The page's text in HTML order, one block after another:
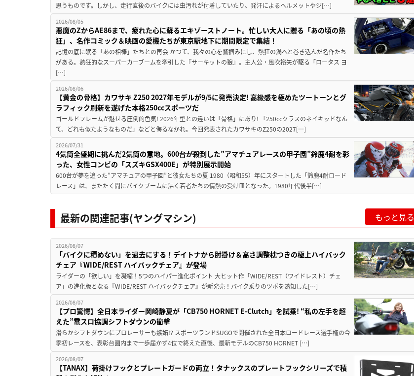
思うものです。しかし、走行直後のバイクには虫汚れが付着していたり、発汗によるヘルメットやジ[…]
2026/08/05
悪魔のZからAE86まで、疲れた心に蘇るエキゾーストノート。忙しい大人に贈る「あの頃の熱
狂」、名作コミック＆映画の愛機たちが東京駅地下に期間限定で集結！
記憶の底に眠る「あの相棒」たちとの再会 かつて、我々の心を鷲掴みにし、熱狂の渦へと巻き込んだ名作たち
がある。熱狂的なスーパーカーブームを牽引した『サーキットの狼』。主人公・風吹裕矢が駆る「ロータス ヨ
[…]
2026/08/06
【黄金の骨格】カワサキ Z250 2027年モデルが9/5に発売決定! 高級感を極めたツートーンとグ
ラフィック刷新を遂げた本格250ccスポーツだ
ゴールドフレームが魅せる圧倒的色気! 2026年型との違いは「骨格」にあり! 「250ccクラスのネイキッドなん
て、どれも似たようなものだ」などと侮るなかれ。今回発表されたカワサキのZ250の2027[…]
2026/07/31
4気筒全盛期に挑んだ2気筒の意地。600台が殺到した”アマチュアレースの甲子園”鈴鹿4耐を彩
った、女性コンビの「スズキGSX400E」が特別展示開始
600台が夢を追った”アマチュアの甲子園”と彼女たちの夏 1980（昭和55）年にスタートした「鈴鹿4耐ロード
レース」は、またたく間にバイクブームに沸く若者たちの情熱の受け皿となった。1980年代後半[…]
最新の関連記事(ヤングマシン) もっと見る
2026/08/07
「バイクに積めない」を過去にする！デイトナから肘掛け＆高さ調整枕つきの極上ハイバック
チェア『WIDE/REST ハイバックチェア』が登場
ライダーの「欲しい」を凝縮！5つのハイパー進化ポイント 大ヒット作「WIDE/REST（ワイドレスト）チェ
ア」の進化版となる『WIDE/REST ハイバックチェア』が新発売！バイク乗りのツボを熟知した[…]
2026/08/07
【プロ驚愕】全日本ライダー岡崎静夏が「CB750 HORNET E-Clutch」を試乗! “私の左手を超
えた”電スロ協調シフトダウンの衝撃
滑らかシフトダウンにプロレーサーも嫉妬!? スポーツランドSUGOで開催された全日本ロードレース選手権の今
季初レースを、表彰台圏内まで一歩届かず4位で終えた直後、最新モデルのCB750 HORNET […]
2026/08/07
【TANAX】荷掛けフックとプレートガードの両立！タナックスのプレートフックシリーズで積